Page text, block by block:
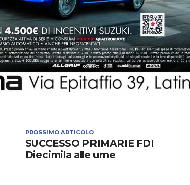
PROSSIMO ARTICOLO
SUCCESSO PRIMARIE FDI
Diecimila alle urne